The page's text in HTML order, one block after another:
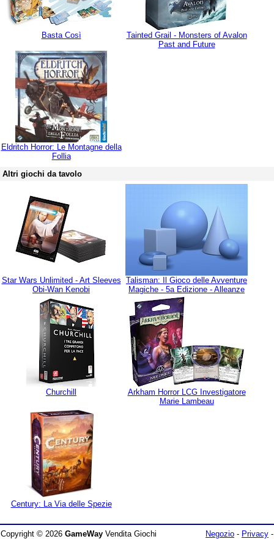
Basta Così
Tainted Grail - Monsters of Avalon
Past and Future
Eldritch Horror: Le Montagne della
Follia
Altri giochi da tavolo
Star Wars Unlimited - Art Sleeves
Obi-Wan Kenobi
Talisman: Il Gioco delle Avventure
Magiche - 5a Edizione - Alleanze
Churchill
Arkham Horror LCG Investigatore
Marie Lambeau
Century: La Via delle Spezie
Copyright © 2026 GameWay Vendita Giochi
Negozio - Privacy -